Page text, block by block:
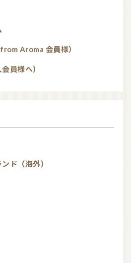
Aroma 会員様）
員様へ）
ド（海外）